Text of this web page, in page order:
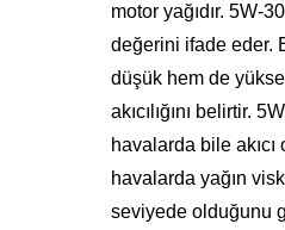
motor yağıdır. 5W-
değerini ifade eder.
düşük hem de
akıcılığını belirtir.
havalarda bile
havalarda yağın
seviyede olduğunu